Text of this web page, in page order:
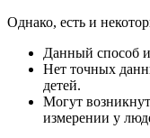
Однако, есть и
Данный способ
Нет точных
детей.
Могут
измерении у